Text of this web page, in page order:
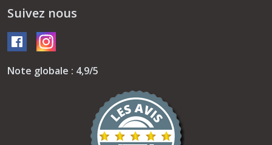
Suivez nous
Note globale : 4,9/5